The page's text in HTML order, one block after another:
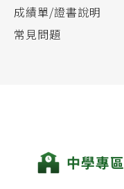
成績單/證書說明
常見問題
中學專區